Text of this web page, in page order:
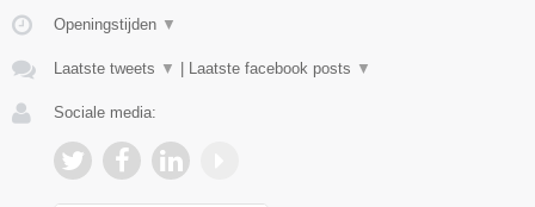
Openingstijden ▼
Laatste tweets ▼ Laatste facebook posts ▼
Sociale media: